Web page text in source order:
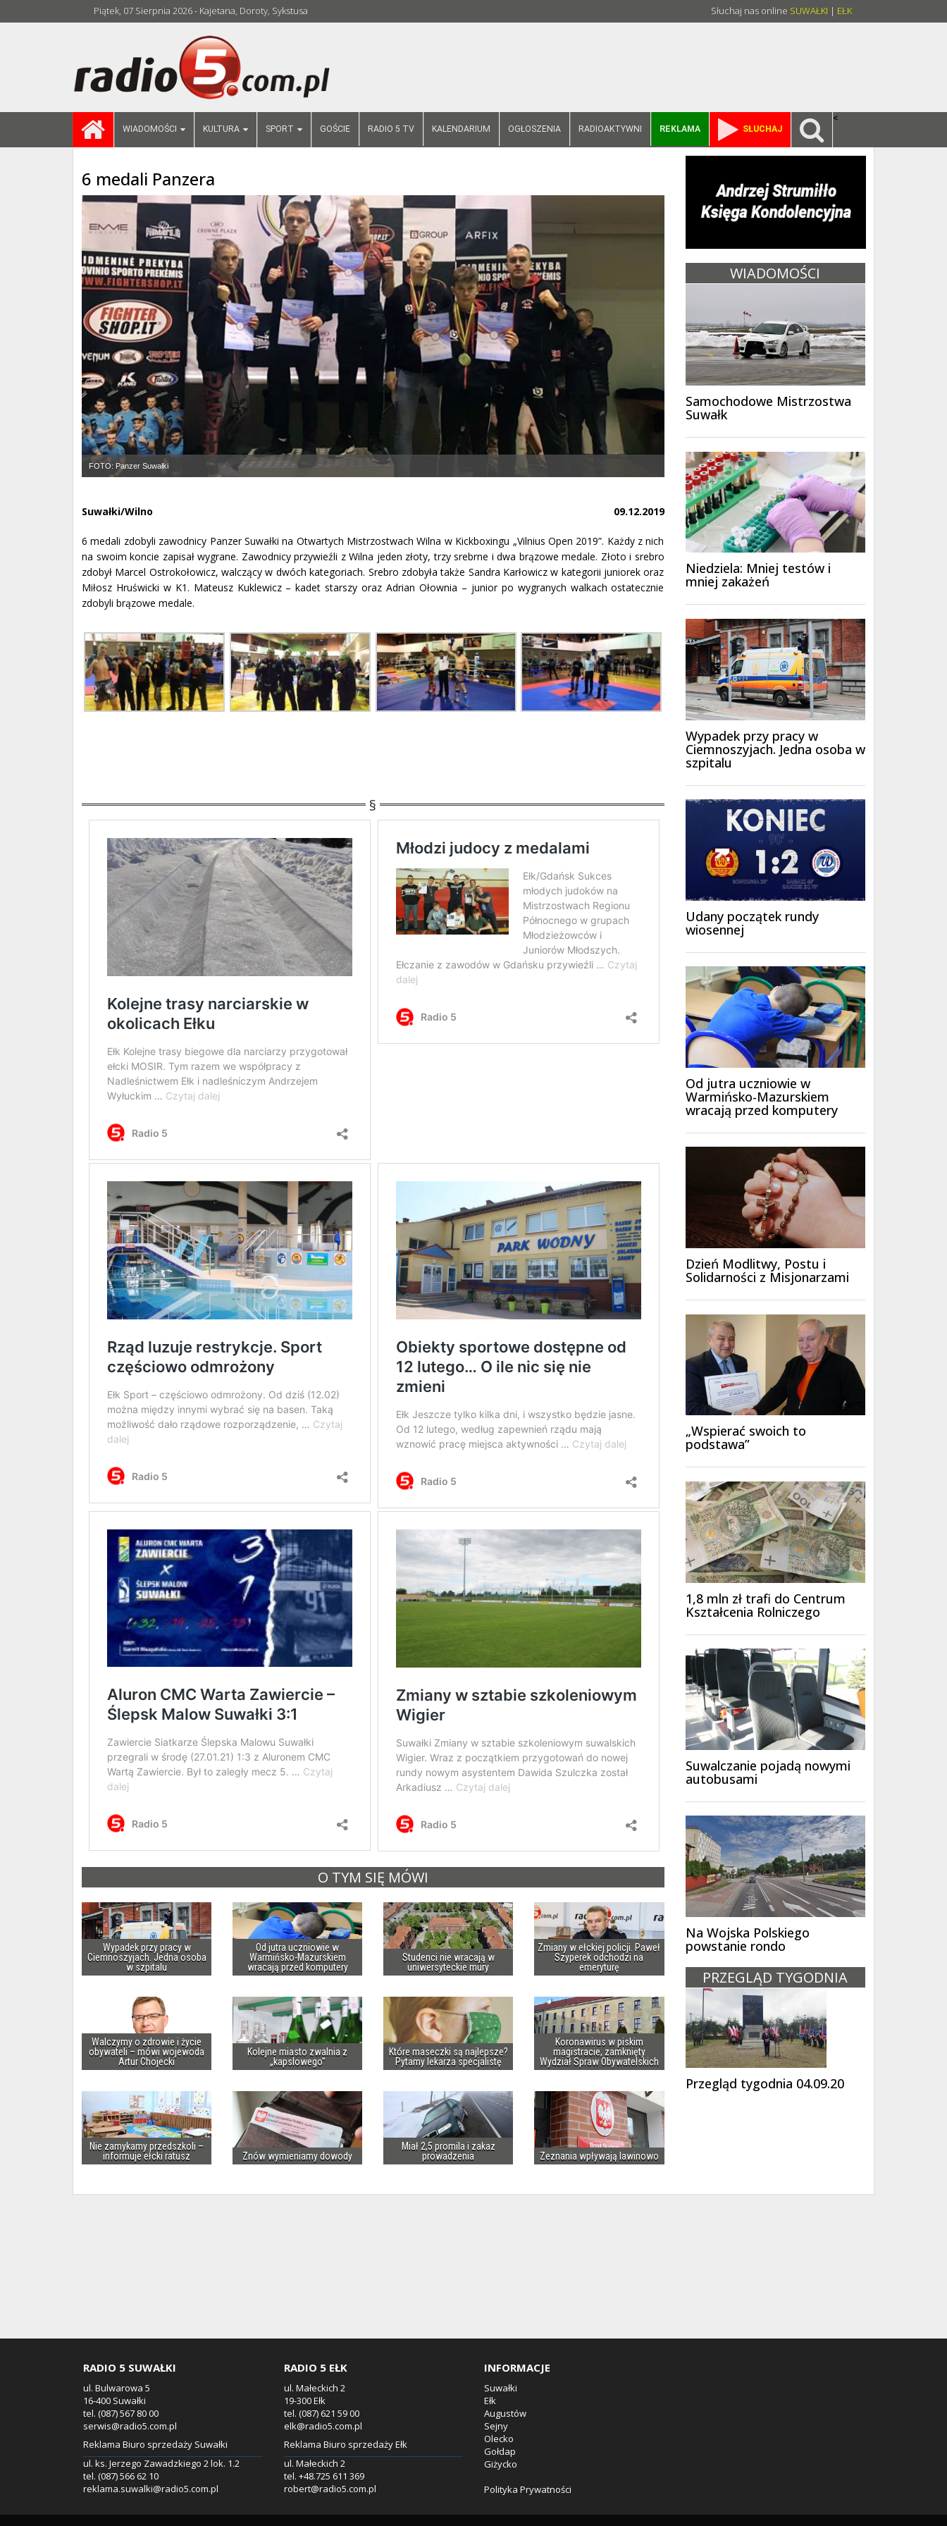
Piątek, 07 Sierpnia 2026 - Kajetana, Doroty, Sykstusa Słuchaj nas online SUWAŁKI | EŁK
WIADOMOŚCI KULTURA SPORT GOŚCIE
<
RADIO 5 TV KALENDARIUM OGŁOSZENIA RADIOAKTYWNI REKLAMA SŁUCHAJ
6 medali Panzera
FOTO: Panzer Suwałki
09.12.2019
Suwałki/Wilno
6 medali zdobyli zawodnicy Panzer Suwałki na Otwartych Mistrzostwach Wilna w Kickboxingu „Vilnius Open 2019”. Każdy z nich
na swoim koncie zapisał wygrane. Zawodnicy przywieźli z Wilna jeden złoty, trzy srebrne i dwa brązowe medale. Złoto i srebro
zdobył Marcel Ostrokołowicz, walczący w dwóch kategoriach. Srebro zdobyła także Sandra Karłowicz w kategorii juniorek oraz
Miłosz Hruświcki w K1. Mateusz Kuklewicz – kadet starszy oraz Adrian Ołownia – junior po wygranych walkach ostatecznie
zdobyli brązowe medale.
O TYM SIĘ MÓWI
Wypadek przy pracy w
Ciemnoszyjach. Jedna osoba
w szpitalu
Od jutra uczniowie w
Warmińsko-Mazurskiem
wracają przed komputery
Studenci nie wracają w
uniwersyteckie mury
Zmiany w ełckiej policji. Paweł
Szyperek odchodzi na
emeryturę
Walczymy o zdrowie i życie
obywateli – mówi wojewoda
Artur Chojecki
Kolejne miasto zwalnia z
„kapslowego”
Które maseczki są najlepsze?
Pytamy lekarza specjalistę
Koronawirus w piskim
magistracie, zamknięty
Wydział Spraw Obywatelskich
Nie zamykamy przedszkoli –
informuje ełcki ratusz
Znów wymieniamy dowody
Miał 2,5 promila i zakaz
prowadzenia
Zeznania wpływają lawinowo
WIADOMOŚCI
Samochodowe Mistrzostwa
Suwałk
Niedziela: Mniej testów i
mniej zakażeń
Wypadek przy pracy w
Ciemnoszyjach. Jedna osoba w
szpitalu
Udany początek rundy
wiosennej
Od jutra uczniowie w
Warmińsko-Mazurskiem
wracają przed komputery
Dzień Modlitwy, Postu i
Solidarności z Misjonarzami
„Wspierać swoich to
podstawa”
1,8 mln zł trafi do Centrum
Kształcenia Rolniczego
Suwalczanie pojadą nowymi
autobusami
Na Wojska Polskiego
powstanie rondo
PRZEGLĄD TYGODNIA
Przegląd tygodnia 04.09.20
RADIO 5 SUWAŁKI
ul. Bulwarowa 5
16-400 Suwałki
tel. (087) 567 80 00
serwis@radio5.com.pl
Reklama Biuro sprzedaży Suwałki
ul. ks. Jerzego Zawadzkiego 2 lok. 1.2
tel. (087) 566 62 10
reklama.suwalki@radio5.com.pl
RADIO 5 EŁK
ul. Małeckich 2
19-300 Ełk
tel. (087) 621 59 00
elk@radio5.com.pl
Reklama Biuro sprzedaży Ełk
ul. Małeckich 2
tel. +48.725 611 369
robert@radio5.com.pl
INFORMACJE
Suwałki
Ełk
Augustów
Sejny
Olecko
Gołdap
Giżycko
Polityka Prywatności